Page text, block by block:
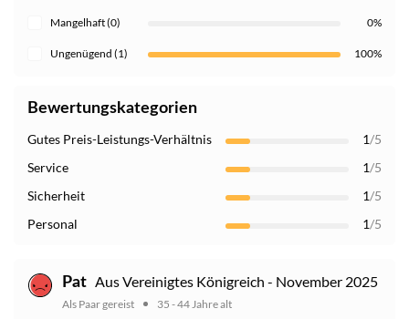
Mangelhaft (0) 0%
Ungenügend (1) 100%
Bewertungskategorien
Gutes Preis-Leistungs-Verhältnis 1/5
Service
1/5
Sicherheit
1/5
Personal
1/5
Pat Aus Vereinigtes Königreich - November 2025
Als Paar gereist 35 - 44 Jahre alt